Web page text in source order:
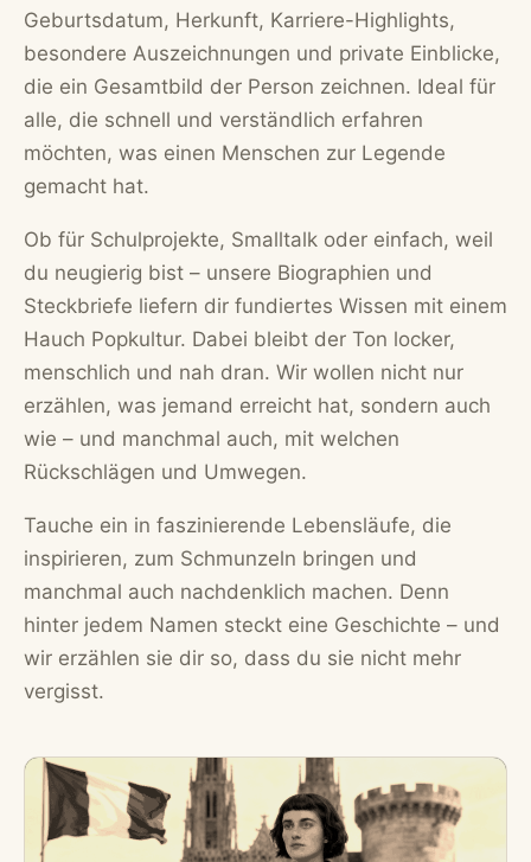
Geburtsdatum, Herkunft, Karriere-Highlights,
besondere Auszeichnungen und private Einblicke,
die ein Gesamtbild der Person zeichnen. Ideal für
alle, die schnell und verständlich erfahren
möchten, was einen Menschen zur Legende
gemacht hat.
Ob für Schulprojekte, Smalltalk oder einfach, weil
du neugierig bist – unsere Biographien und
Steckbriefe liefern dir fundiertes Wissen mit einem
Hauch Popkultur. Dabei bleibt der Ton locker,
menschlich und nah dran. Wir wollen nicht nur
erzählen, was jemand erreicht hat, sondern auch
wie – und manchmal auch, mit welchen
Rückschlägen und Umwegen.
Tauche ein in faszinierende Lebensläufe, die
inspirieren, zum Schmunzeln bringen und
manchmal auch nachdenklich machen. Denn
hinter jedem Namen steckt eine Geschichte – und
wir erzählen sie dir so, dass du sie nicht mehr
vergisst.